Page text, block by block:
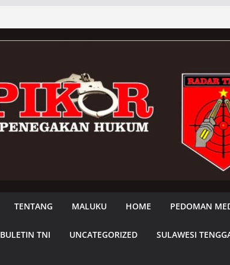
TENTANG MALUKU HOME PEDOMAN
BULETIN TNI UNCATEGORIZED SULAWESI